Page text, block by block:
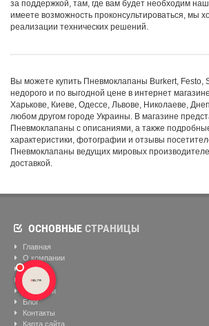
за поддержкой, там, где вам будет необходим
имеете возможность проконсультироваться, мы
реализации технических решений.
Вы можете купить Пневмоклапаны Burkert, Festo,
недорого и по выгодной цене в интернет
Харькове, Киеве, Одессе, Львове, Николаеве,
любом другом городе Украины. В магазине
Пневмоклапаны с описаниями, а также
характеристики, фотографии и отзывы
Пневмоклапаны ведущих мировых
доставкой.
ОСНОВНЫЕ СТРАНИЦЫ
Главная
О компании
Бренды
Склад
Вакансии
Блог
Контакты
Карта сайта